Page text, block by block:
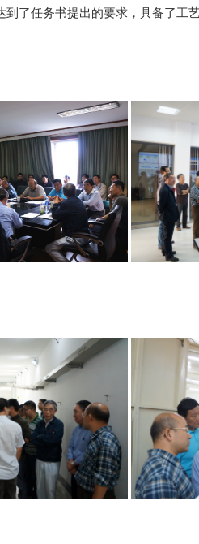
到了任务书提出的要求，具备了工